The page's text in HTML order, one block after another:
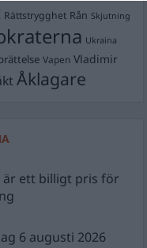
Rättstrygghet Rån Skjutning
Ukraina
Vapen Vladimir
Åklagare
är ett billigt pris för
6 augusti 2026